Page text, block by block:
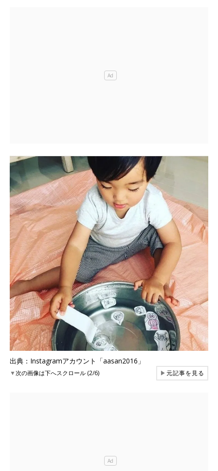
出典：Instagramアカウント「aasan2016」
▼次の画像は下へスクロール (2/6) ▶元記事を見る